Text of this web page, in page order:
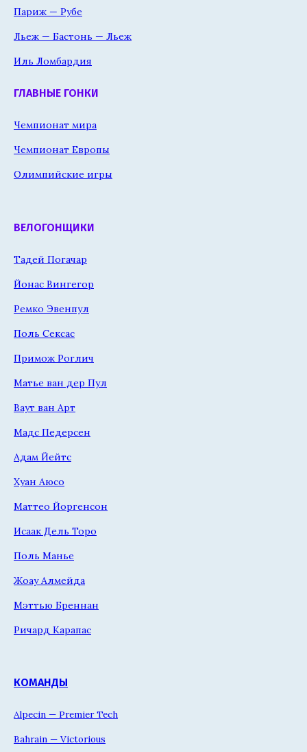
Париж — Рубе
Льеж — Бастонь — Льеж
Иль Ломбардия
ГЛАВНЫЕ ГОНКИ
Чемпионат мира
Чемпионат Европы
Олимпийские игры
ВЕЛОГОНЩИКИ
Тадей Погачар
Йонас Вингегор
Ремко Эвенпул
Поль Сексас
Примож Роглич
Матье ван дер Пул
Ваут ван Арт
Мадс Педерсен
Адам Йейтс
Хуан Аюсо
Маттео Йоргенсон
Исаак Дель Торо
Поль Манье
Жоау Алмейда
Мэттью Бреннан
Ричард Карапас
КОМАНДЫ
Alpecin — Premier Tech
Bahrain — Victorious